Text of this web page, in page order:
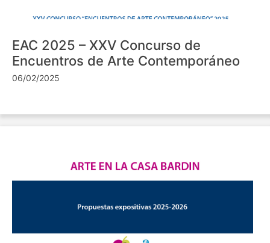
EAC 2025 – XXV Concurso de
Encuentros de Arte Contemporáneo
06/02/2025